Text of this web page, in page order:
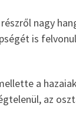
nagy
is
a hazaiak
az